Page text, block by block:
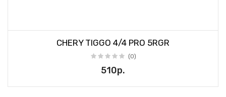
CHERY TIGGO 4/4 PRO 5RGR
(0)
510р.